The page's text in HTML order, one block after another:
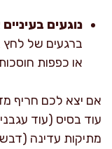
נוגעים
ברגעים של לחץ
או כפפות
אם יצא לכם חריף
עוד בסיס (עוד
מתיקות עדינה